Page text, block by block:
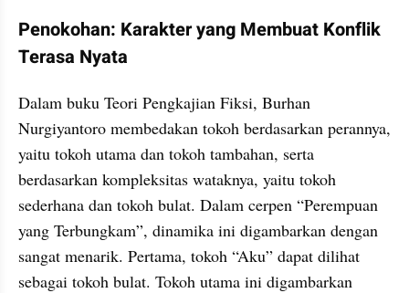
Penokohan: Karakter yang Membuat Konflik
Terasa Nyata
Dalam buku Teori Pengkajian Fiksi, Burhan
Nurgiyantoro membedakan tokoh berdasarkan perannya,
yaitu tokoh utama dan tokoh tambahan, serta
berdasarkan kompleksitas wataknya, yaitu tokoh
sederhana dan tokoh bulat. Dalam cerpen “Perempuan
yang Terbungkam”, dinamika ini digambarkan dengan
sangat menarik. Pertama, tokoh “Aku” dapat dilihat
sebagai tokoh bulat. Tokoh utama ini digambarkan